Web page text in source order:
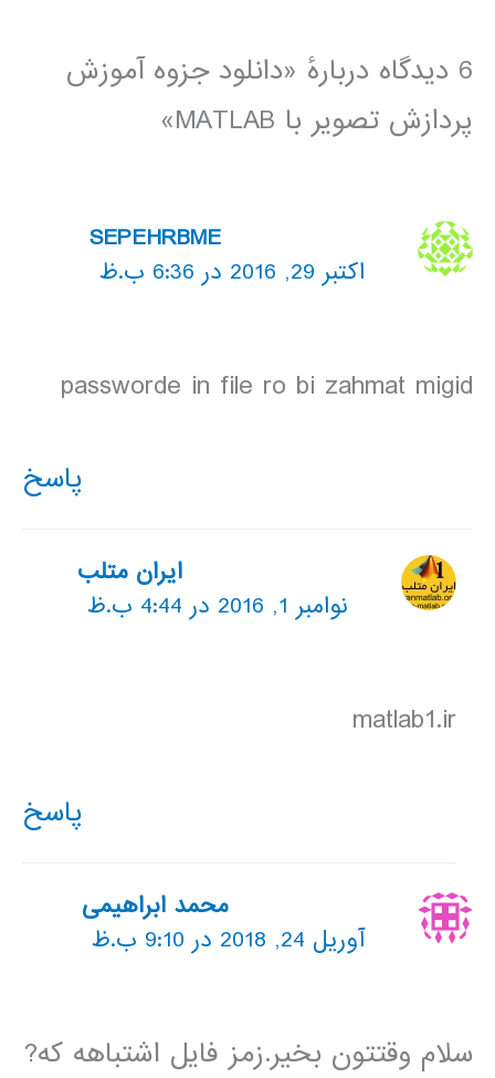
6 دیدگاه دربارهٔ «دانلود جزوه آموزش
پردازش تصویر با MATLAB»
SEPEHRBME
اکتبر 29, 2016 در 6:36 ب.ظ
passworde in file ro bi zahmat migid
پاسخ
ایران متلب
نوامبر 1, 2016 در 4:44 ب.ظ
matlab1.ir
پاسخ
محمد ابراهیمی
آوریل 24, 2018 در 9:10 ب.ظ
سلام وقتتون بخیر.زمز فایل اشتباهه که?